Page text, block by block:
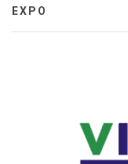
EXPO